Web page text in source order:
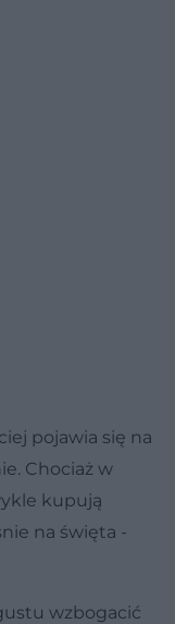
pojawia się na
Chociaż w
kupują
na święta -
wzbogacić